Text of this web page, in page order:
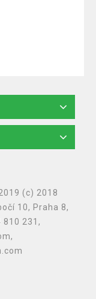
(c) 2018
10, Praha 8,
810 231,